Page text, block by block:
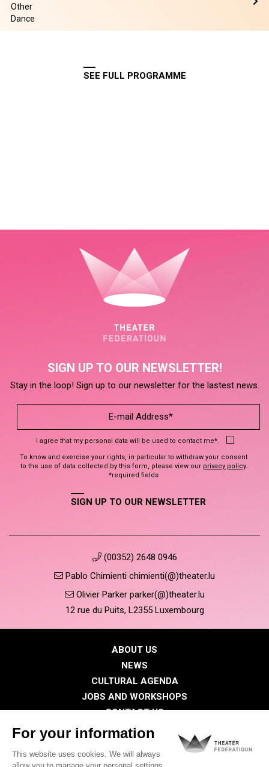
Other
Dance
SEE FULL PROGRAMME
SIGN UP TO OUR NEWSLETTER!
Stay in the loop! Sign up to our newsletter for the lastest news.
I agree that my personal data will be used to contact me*.
To know and exercise your rights, in particular to withdraw your consent
to the use of data collected by this form, please view our privacy policy.
*required fields
SIGN UP TO OUR NEWSLETTER
(00352) 2648 0946
Pablo Chimienti chimienti(@)theater.lu
Olivier Parker parker(@)theater.lu
12 rue du Puits, L2355 Luxembourg
ABOUT US
NEWS
CULTURAL AGENDA
JOBS AND WORKSHOPS
CONTACT US
PRESS